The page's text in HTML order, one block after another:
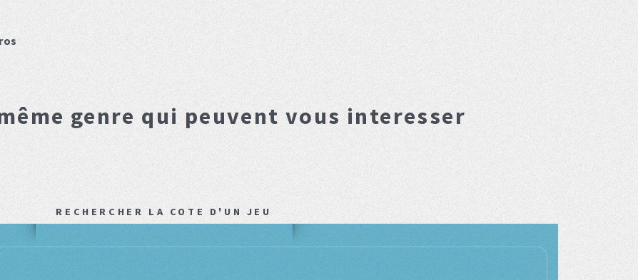
genre qui peuvent vous interesser
RECHERCHER LA COTE D'UN JEU